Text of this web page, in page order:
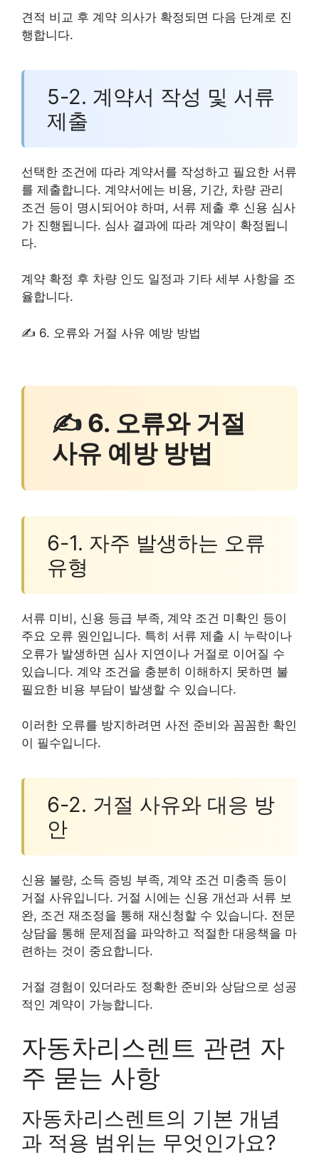
견적 비교 후 계약 의사가 확정되면 다음 단계로 진
행합니다.
5-2. 계약서 작성 및 서류
제출
선택한 조건에 따라 계약서를 작성하고 필요한 서류
를 제출합니다. 계약서에는 비용, 기간, 차량 관리
조건 등이 명시되어야 하며, 서류 제출 후 신용 심사
가 진행됩니다. 심사 결과에 따라 계약이 확정됩니
다.
계약 확정 후 차량 인도 일정과 기타 세부 사항을 조
율합니다.
✍ 6. 오류와 거절 사유 예방 방법
✍ 6. 오류와 거절
사유 예방 방법
6-1. 자주 발생하는 오류
유형
서류 미비, 신용 등급 부족, 계약 조건 미확인 등이
주요 오류 원인입니다. 특히 서류 제출 시 누락이나
오류가 발생하면 심사 지연이나 거절로 이어질 수
있습니다. 계약 조건을 충분히 이해하지 못하면 불
필요한 비용 부담이 발생할 수 있습니다.
이러한 오류를 방지하려면 사전 준비와 꼼꼼한 확인
이 필수입니다.
6-2. 거절 사유와 대응 방
안
신용 불량, 소득 증빙 부족, 계약 조건 미충족 등이
거절 사유입니다. 거절 시에는 신용 개선과 서류 보
완, 조건 재조정을 통해 재신청할 수 있습니다. 전문
상담을 통해 문제점을 파악하고 적절한 대응책을 마
련하는 것이 중요합니다.
거절 경험이 있더라도 정확한 준비와 상담으로 성공
적인 계약이 가능합니다.
자동차리스렌트 관련 자
주 묻는 사항
자동차리스렌트의 기본 개념
과 적용 범위는 무엇인가요?